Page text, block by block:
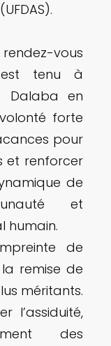
vous
tenu à
Dalaba en
forte
pour
et renforcer
de
et
humain.
de
remise de
méritants.
l’assiduité,
des